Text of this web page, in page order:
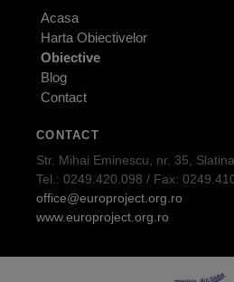
Acasa
Harta Obiectivelor
Obiective
Blog
Contact
CONTACT
Str. Mihai Eminescu, nr. 35,
Tel.: 0249.420.098 / Fax:
office@europroject.org.ro
www.europroject.org.ro